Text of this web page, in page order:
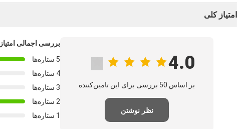
امتیاز کلی
4.0
بر اساس 50 بررسی برای این تامین‌کننده
نظر نوشتن
بررسی اجمالی امتیاز
5 ستاره‌ها
4 ستاره‌ها
3 ستاره‌ها
2 ستاره‌ها
1 ستاره‌ها